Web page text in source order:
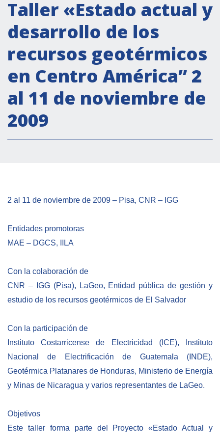
Secretaría Cultural
Secretaría Socioeconómica
Secretaría Técnico-científica
Forum Pymes
Conferencia Italia- América Latina y el Caribe
Red para la promoción de la igualdad de
género
Empoderamiento socio-económico
Justicia y Seguridad
EL PAcCTO
EUROFRONT
AL-INVEST Verde
Vídeos
Audios
Taller «Estado actual y
desarrollo de los
recursos geotérmicos
en Centro América” 2
al 11 de noviembre de
2009
2 al 11 de noviembre de 2009 – Pisa, CNR – IGG
Entidades promotoras
MAE – DGCS, IILA
Con la colaboración de
CNR – IGG (Pisa), LaGeo, Entidad pública de gestión y
estudio de los recursos geotérmicos de El Salvador
Con la participación de
Instituto Costarricense de Electricidad (ICE), Instituto
Nacional de Electrificación de Guatemala (INDE),
Geotérmica Platanares de Honduras, Ministerio de Energía
y Minas de Nicaragua y varios representantes de LaGeo.
Objetivos
Este taller forma parte del Proyecto «Estado Actual y